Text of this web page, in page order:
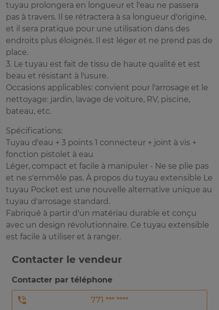
tuyau prolongera en longueur et l'eau ne passera
pas à travers. Il se rétractera à sa longueur d'origine,
et il sera pratique pour une utilisation dans des
endroits plus éloignés. Il est léger et ne prend pas de
place.
3. Le tuyau est fait de tissu de haute qualité et est
beau et résistant à l'usure.
Occasions applicables: convient pour l'arrosage et le
nettoyage: jardin, lavage de voiture, RV, piscine,
bateau, etc.
Spécifications:
Tuyau d'eau + 3 points 1 connecteur + joint à vis +
fonction pistolet à eau
Léger, compact et facile à manipuler - Ne se plie pas
et ne s'emmêle pas. À propos du tuyau extensible Le
tuyau Pocket est une nouvelle alternative unique au
tuyau d'arrosage standard.
Fabriqué à partir d'un matériau durable et conçu
avec un design révolutionnaire. Ce tuyau extensible
est facile à utiliser et à ranger.
Contacter le vendeur
Contacter par téléphone
771 *** ****